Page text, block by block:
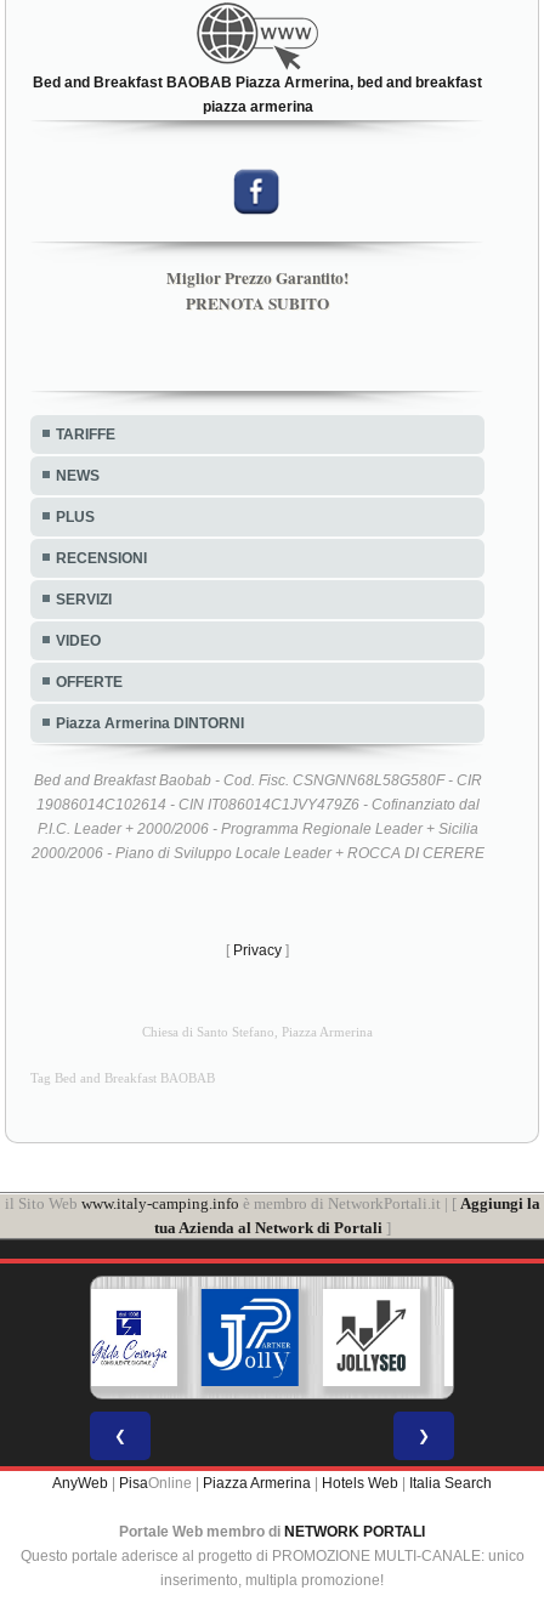
Bed and Breakfast BAOBAB Piazza Armerina, bed and breakfast
piazza armerina
Miglior Prezzo Garantito!
PRENOTA SUBITO
TARIFFE
NEWS
PLUS
RECENSIONI
SERVIZI
VIDEO
OFFERTE
Piazza Armerina DINTORNI
Bed and Breakfast Baobab - Cod. Fisc. CSNGNN68L58G580F - CIR
19086014C102614 - CIN IT086014C1JVY479Z6 - Cofinanziato dal
P.I.C. Leader + 2000/2006 - Programma Regionale Leader + Sicilia
2000/2006 - Piano di Sviluppo Locale Leader + ROCCA DI CERERE
[ Privacy ]
Chiesa di Santo Stefano, Piazza Armerina
Tag Bed and Breakfast BAOBAB
il Sito Web www.italy-camping.info è membro di NetworkPortali.it | [ Aggiungi la
tua Azienda al Network di Portali ]
❮ ❯
AnyWeb | PisaOnline | Piazza Armerina | Hotels Web | Italia Search
Portale Web membro di NETWORK PORTALI
Questo portale aderisce al progetto di PROMOZIONE MULTI-CANALE: unico
inserimento, multipla promozione!